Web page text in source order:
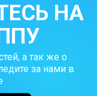
НА
а так же о
за нами в